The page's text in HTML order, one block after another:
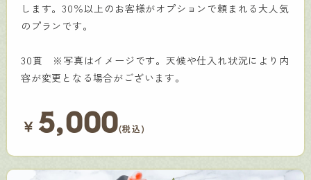
します。30％以上のお客様がオプションで頼まれる大人気
のプランです。
30貫 ※写真はイメージです。天候や仕入れ状況により内
容が変更となる場合がございます。
￥ 5,000(税込)